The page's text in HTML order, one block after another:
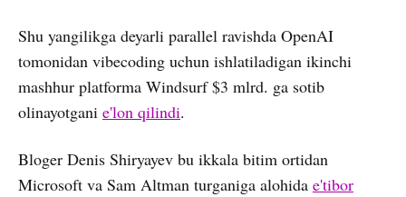
Shu yangilikga deyarli parallel ravishda OpenAI
tomonidan vibecoding uchun ishlatiladigan ikinchi
mashhur platforma Windsurf $3 mlrd. ga sotib
olinayotgani e'lon qilindi.
Bloger Denis Shiryayev bu ikkala bitim ortidan
Microsoft va Sam Altman turganiga alohida e'tibor